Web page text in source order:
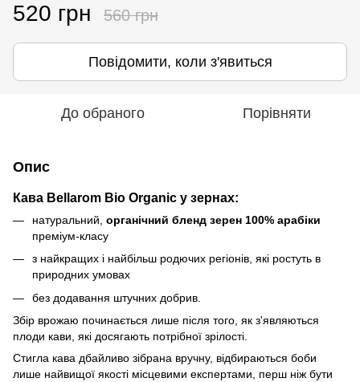
520 грн 560 грн
Повідомити, коли з'явиться
До обраного Порівняти
Опис
Кава Bellarom Bio Organic у зернах:
натуральний, органічний бленд зерен 100% арабіки
преміум-класу
з найкращих і найбільш родючих регіонів, які ростуть в
природних умовах
без додавання штучних добрив.
Збір врожаю починається лише після того, як з'являються
плоди кави, які досягають потрібної зрілості.
Стигла кава дбайливо зібрана вручну, відбираються боби
лише найвищої якості місцевими експертами, перш ніж бути